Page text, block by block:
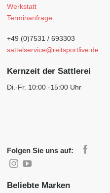
Werkstatt
Terminanfrage
+49 (0)7531 / 693303
sattelservice@reitsportlive.de
Kernzeit der Sattlerei
Di.-Fr. 10:00 -15:00 Uhr
Folgen Sie uns auf:
Beliebte Marken